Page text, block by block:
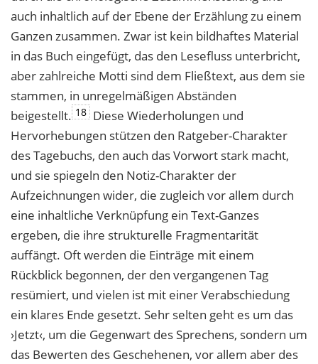
auch inhaltlich auf der Ebene der Erzählung zu einem
Ganzen zusammen. Zwar ist kein bildhaftes Material
in das Buch eingefügt, das den Lesefluss unterbricht,
aber zahlreiche Motti sind dem Fließtext, aus dem sie
stammen, in unregelmäßigen Abständen
beigestellt. 18 Diese Wiederholungen und
Hervorhebungen stützen den Ratgeber-Charakter
des Tagebuchs, den auch das Vorwort stark macht,
und sie spiegeln den Notiz-Charakter der
Aufzeichnungen wider, die zugleich vor allem durch
eine inhaltliche Verknüpfung ein Text-Ganzes
ergeben, die ihre strukturelle Fragmentarität
auffängt. Oft werden die Einträge mit einem
Rückblick begonnen, der den vergangenen Tag
resümiert, und vielen ist mit einer Verabschiedung
ein klares Ende gesetzt. Sehr selten geht es um das
›Jetzt‹, um die Gegenwart des Sprechens, sondern um
das Bewerten des Geschehenen, vor allem aber des